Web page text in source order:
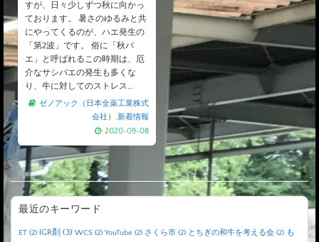
すが、日々少しずつ秋に向かっ
ております。 暑さのゆるみと共
にやってくるのが、ハエ発生の
「第2波」です。 俗に「秋バ
エ」と呼ばれるこの時期は、厄
介なサシバエの発生も多くな
り、牛に対してのストレス…
ゼノアック（日本全薬工業株式
会社） ,新着情報
2020-09-08
最近のキーワード
ET (2) IGR剤 (3) WCS (2) YouTube (2) さくら市 (2) とちぎの和牛を考える会 (2) も